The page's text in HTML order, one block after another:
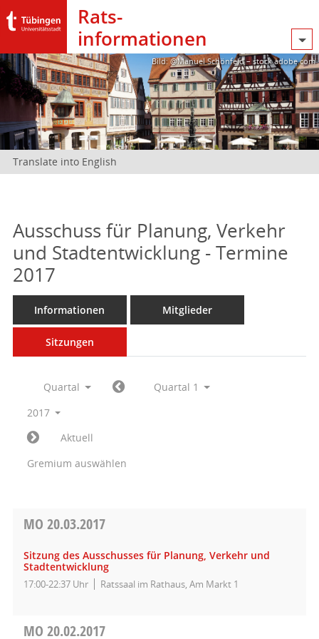
Rats­
informationen
Bild: @Manuel Schönfeld – stock.adobe.com
Translate into English
Ausschuss für Planung, Verkehr
und Stadtentwicklung - Termine
2017
Informationen Mitglieder
Sitzungen
Quartal
Quartal 1
2017
Aktuell
Gremium auswählen
MO 20.03.2017
Sitzung des Ausschusses für Planung, Verkehr und
Stadtentwicklung
17:00-22:37 Uhr Ratssaal im Rathaus, Am Markt 1
MO 20.02.2017